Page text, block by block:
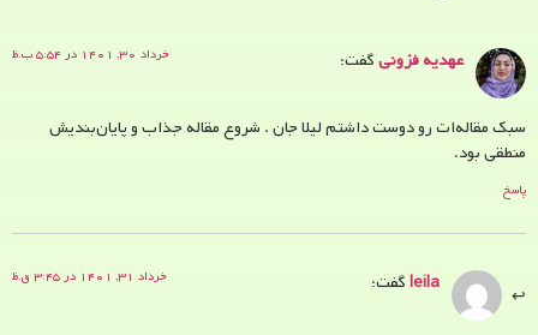
عهدیه فزونیگفت: خرداد ۳۰, ۱۴۰۱ در ۵:۵۴ ب.ظ
سبک مقاله‌ات رو دوست داشتم لیلا جان . شروع مقاله جذاب و پایان‌بندیش
منطقی بود.
پاسخ
leilaگفت: خرداد ۳۱, ۱۴۰۱ در ۳:۴۵ ق.ظ